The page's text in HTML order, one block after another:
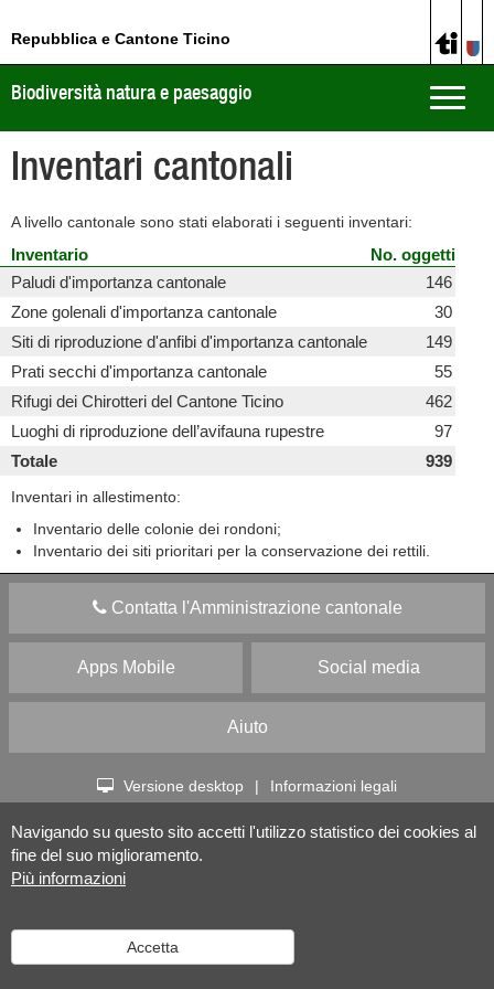
Navigando su questo sito accetti l'utilizzo statistico dei cookies al
fine del suo miglioramento.
Più informazioni
Accetta
Repubblica e Cantone Ticino
Toggle
Biodiversità natura e paesaggio
Inventari cantonali
A livello cantonale sono stati elaborati i seguenti inventari:
Inventario
No. oggetti
Paludi d'importanza cantonale
146
Zone golenali d'importanza cantonale
30
Siti di riproduzione d'anfibi d'importanza cantonale
149
Prati secchi d'importanza cantonale
55
Rifugi dei Chirotteri del Cantone Ticino
462
Luoghi di riproduzione dell’avifauna rupestre
97
Totale
939
Inventari in allestimento:
Inventario delle colonie dei rondoni;
Inventario dei siti prioritari per la conservazione dei rettili.
Contatta l'Amministrazione cantonale
Apps Mobile Social media
Aiuto
Versione desktop | Informazioni legali